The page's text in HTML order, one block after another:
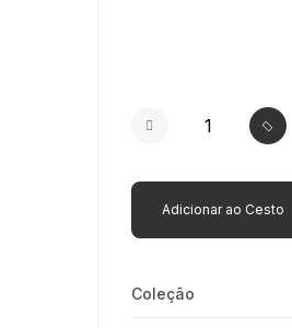
Adicionar ao Cesto
Coleção